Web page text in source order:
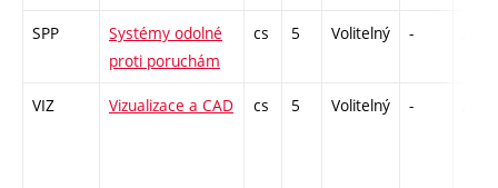
SPP
Systémy odolné
proti poruchám
cs 5 Volitelný -
VIZ Vizualizace a CAD cs 5 Volitelný -